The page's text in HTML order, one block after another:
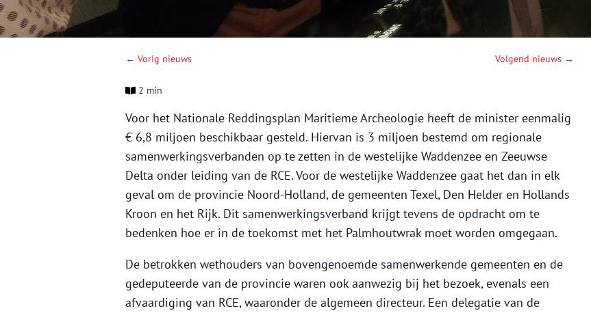
← Vorig nieuws Volgend nieuws →
2 min
Voor het Nationale Reddingsplan Maritieme Archeologie heeft de minister eenmalig
€ 6,8 miljoen beschikbaar gesteld. Hiervan is 3 miljoen bestemd om regionale
samenwerkingsverbanden op te zetten in de westelijke Waddenzee en Zeeuwse
Delta onder leiding van de RCE. Voor de westelijke Waddenzee gaat het dan in elk
geval om de provincie Noord-Holland, de gemeenten Texel, Den Helder en Hollands
Kroon en het Rijk. Dit samenwerkingsverband krijgt tevens de opdracht om te
bedenken hoe er in de toekomst met het Palmhoutwrak moet worden omgegaan.
De betrokken wethouders van bovengenoemde samenwerkende gemeenten en de
gedeputeerde van de provincie waren ook aanwezig bij het bezoek, evenals een
afvaardiging van RCE, waaronder de algemeen directeur. Een delegatie van de